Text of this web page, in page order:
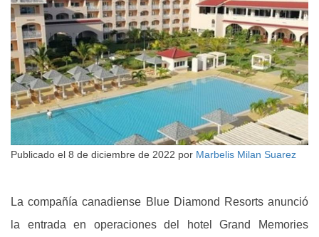
Publicado el 8 de diciembre de 2022 por Marbelis Milan Suarez
La compañía canadiense Blue Diamond Resorts anunció
la entrada en operaciones del hotel Grand Memories